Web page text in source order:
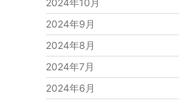
2024年10月
2024年9月
2024年8月
2024年7月
2024年6月